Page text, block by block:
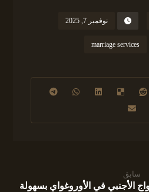
نوفمبر 7, 2025
marriage services
سابق
الأجنبي في الأوروغواي بسهولة